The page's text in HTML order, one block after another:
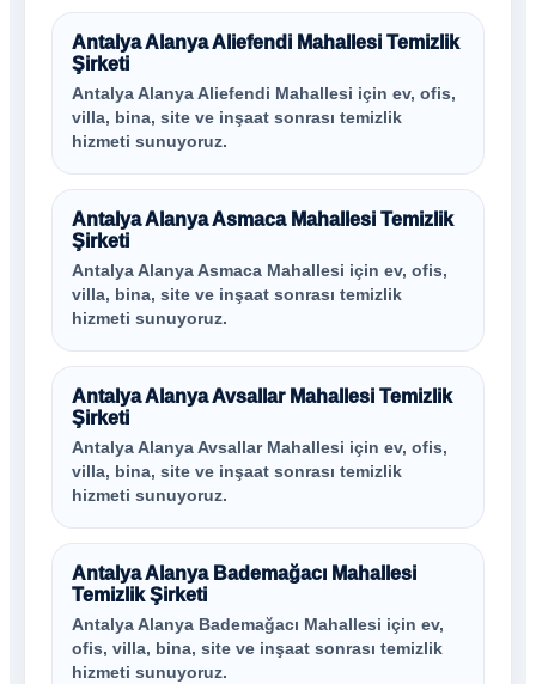
Antalya Alanya Aliefendi Mahallesi Temizlik
Şirketi
Antalya Alanya Aliefendi Mahallesi için ev, ofis,
villa, bina, site ve inşaat sonrası temizlik
hizmeti sunuyoruz.
Antalya Alanya Asmaca Mahallesi Temizlik
Şirketi
Antalya Alanya Asmaca Mahallesi için ev, ofis,
villa, bina, site ve inşaat sonrası temizlik
hizmeti sunuyoruz.
Antalya Alanya Avsallar Mahallesi Temizlik
Şirketi
Antalya Alanya Avsallar Mahallesi için ev, ofis,
villa, bina, site ve inşaat sonrası temizlik
hizmeti sunuyoruz.
Antalya Alanya Bademağacı Mahallesi
Temizlik Şirketi
Antalya Alanya Bademağacı Mahallesi için ev,
ofis, villa, bina, site ve inşaat sonrası temizlik
hizmeti sunuyoruz.